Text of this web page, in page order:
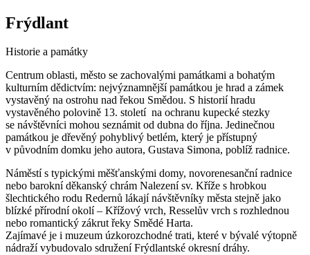
Frýdlant
Historie a památky
Centrum oblasti, město se zachovalými památkami a bohatým
kulturním dědictvím: nejvýznamnější památkou je hrad a zámek
vystavěný na ostrohu nad řekou Smědou. S historií hradu
vystavěného polovině 13. století na ochranu kupecké stezky
se návštěvníci mohou seznámit od dubna do října. Jedinečnou
památkou je dřevěný pohyblivý betlém, který je přístupný
v původním domku jeho autora, Gustava Simona, poblíž radnice.
Náměstí s typickými měšťanskými domy, novorenesanční radnice
nebo barokní děkanský chrám Nalezení sv. Kříže s hrobkou
šlechtického rodu Redernů lákají návštěvníky města stejně jako
blízké přírodní okolí – Křížový vrch, Resselův vrch s rozhlednou
nebo romantický zákrut řeky Smědé Harta.
Zajímavé je i muzeum úzkorozchodné trati, které v bývalé výtopně
nádraží vybudovalo sdružení Frýdlantské okresní dráhy.